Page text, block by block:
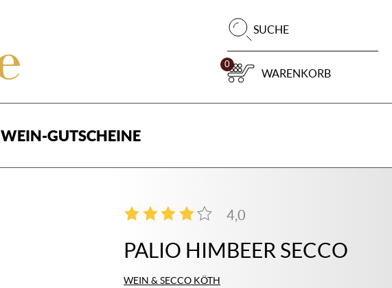
SUCHE
0
WARENKORB
WEIN-GUTSCHEINE
PALIO HIMBEER SECCO
WEIN & SECCO KÖTH
4,0
1